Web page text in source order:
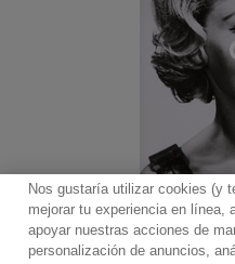
Nos gustaría utilizar cookies (y
mejorar tu experiencia en línea,
apoyar nuestras acciones de
personalización de anuncios,